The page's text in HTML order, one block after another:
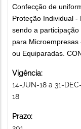
Confecção de
Proteção Individual -
sendo a
para Microempresas
ou Equiparadas.
Vigência:
14-JUN-18 a 31-DEC-
18
Prazo: